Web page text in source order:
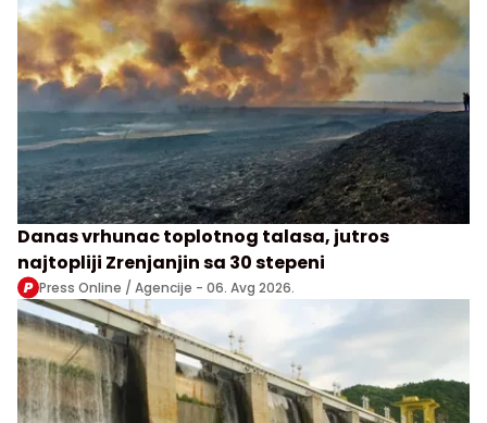
Danas vrhunac toplotnog talasa, jutros
najtopliji Zrenjanjin sa 30 stepeni
Press Online / Agencije - 06. Avg 2026.